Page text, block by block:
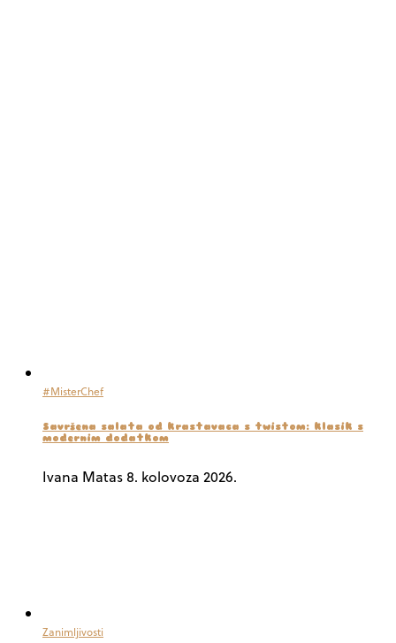
#MisterChef
Savršena salata od krastavaca s twistom: klasik s
modernim dodatkom
Ivana Matas 8. kolovoza 2026.
Zanimljivosti